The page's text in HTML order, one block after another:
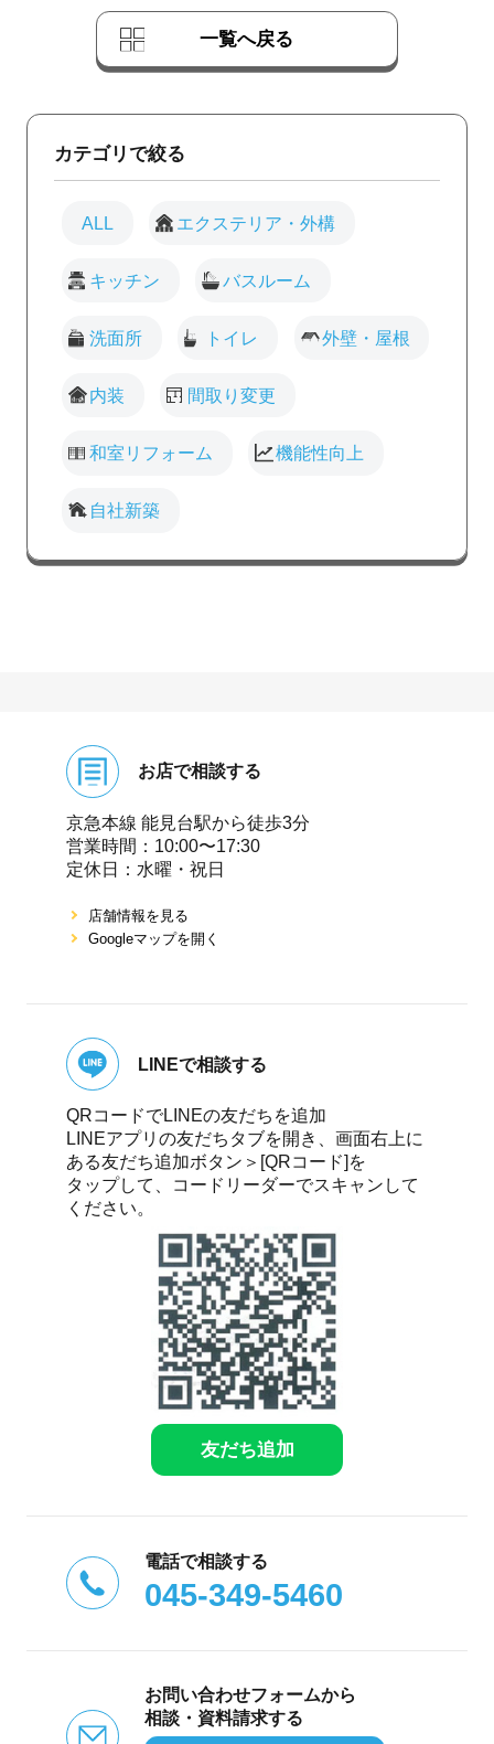
一覧へ戻る
カテゴリで絞る
ALL エクステリア・外構
キッチン バスルーム
洗面所 トイレ 外壁・屋根
内装 間取り変更
和室リフォーム 機能性向上
自社新築
お店で相談する
京急本線 能⾒台駅から徒歩3分
営業時間：10:00〜17:30
定休⽇：⽔曜・祝⽇
店舗情報を⾒る
Googleマップを開く
LINEで相談する
QRコードでLINEの友だちを追加
LINEアプリの友だちタブを開き、画面右上に
ある友だち追加ボタン＞[QRコード]を
タップして、コードリーダーでスキャンして
ください。
友だち追加
電話で相談する
045-349-5460
お問い合わせフォームから
相談・資料請求する